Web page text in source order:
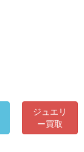
ジュエリ
ー買取